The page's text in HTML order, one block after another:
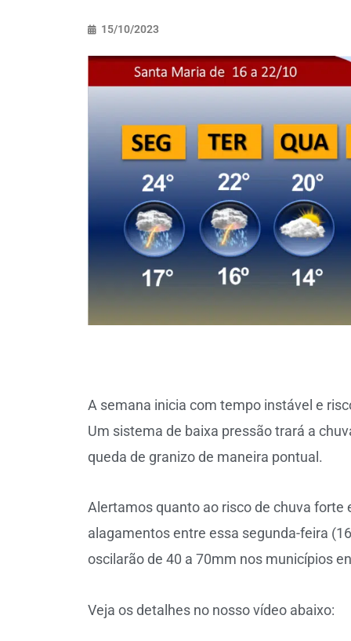
15/10/2023
A semana inicia com tempo instável e
Um sistema de baixa pressão trará a
queda de granizo de maneira pontual.
Alertamos quanto ao risco de chuva
alagamentos entre essa segunda-feira
oscilarão de 40 a 70mm nos municípios
Veja os detalhes no nosso vídeo abaixo: